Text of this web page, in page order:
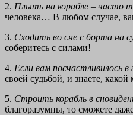
2. Плыть на корабле – часто
человека… В любом случае,
3. Сходить во сне с борта на
соберитесь с силами!
4. Если вам посчастливилось
своей судьбой, и знаете,
5. Строить корабль в
благоразумны, то сможете